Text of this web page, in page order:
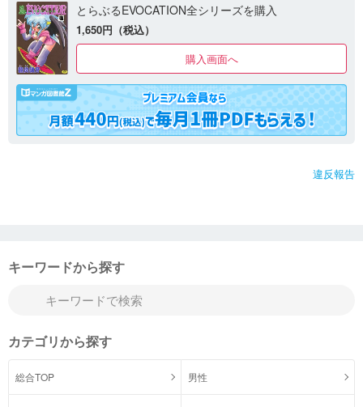
とらぶるEVOCATION全シリーズを購入
1,650円（税込）
購入画面へ
違反報告
キーワードから探す
カテゴリから探す
総合TOP 男性